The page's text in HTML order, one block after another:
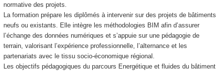
normative des projets.
La formation prépare les diplômés à intervenir sur des projets de bâtiments
neufs ou existants. Elle intègre les méthodologies BIM afin d’assurer
l’échange des données numériques et s’appuie sur une pédagogie de
terrain, valorisant l’expérience professionnelle, l’alternanceet les
partenariats avec le tissu socio-économique régional.
Les objectifs pédagogiques du parcours Energétique et fluides du bâtiment